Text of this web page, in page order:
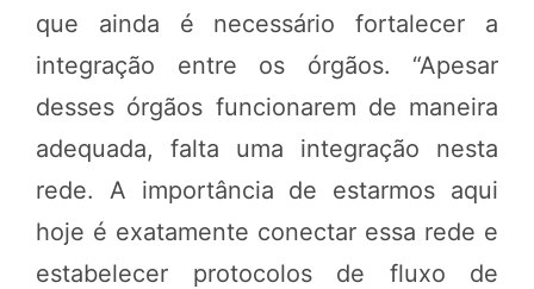
que ainda é necessário fortalecer a
integração entre os órgãos. “Apesar
desses órgãos funcionarem de maneira
adequada, falta uma integração nesta
rede. A importância de estarmos aqui
hoje é exatamente conectar essa rede e
estabelecer protocolos de fluxo de